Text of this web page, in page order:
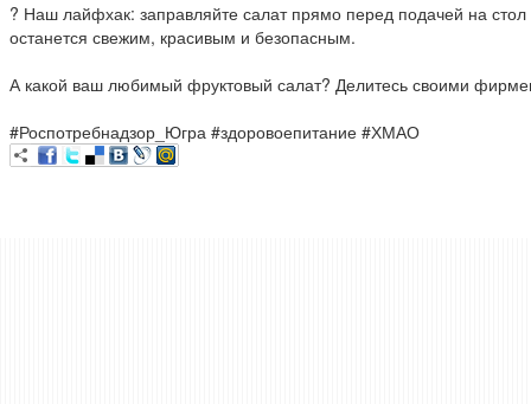
? Наш лайфхак: заправляйте салат прямо перед подачей на
останется свежим, красивым и безопасным.
А какой ваш любимый фруктовый салат? Делитесь своими
#Роспотребнадзор_Югра #здоровоепитание #ХМАО